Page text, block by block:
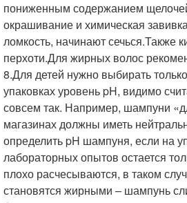
пониженным содержанием
окрашивание и химическая
ломкость, начинают сечься.Также
перхоти.Для жирных волос
8.Для детей нужно выбирать
упаковках уровень pH, видимо
совсем так. Например, шампуни
магазинах должны иметь
определить pH шампуня, если на
лабораторных опытов остается
плохо расчесываются, в таком
становятся жирными – шампунь